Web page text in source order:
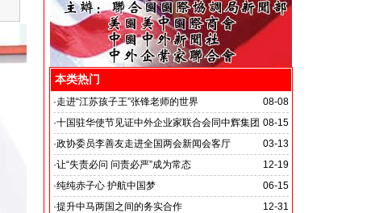
本类热门
08-08
·走进“江苏孩子王”张锋老师的世界
08-15
·十国驻华使节见证中外企业家联合会同中辉集团
签署战略合作备忘录
03-13
·政协委员李善友走进全国两会新闻会客厅
12-19
·让“失责必问 问责必严”成为常态
06-15
·纯纯赤子心 护航中国梦
12-31
·提升中马两国之间的务实合作